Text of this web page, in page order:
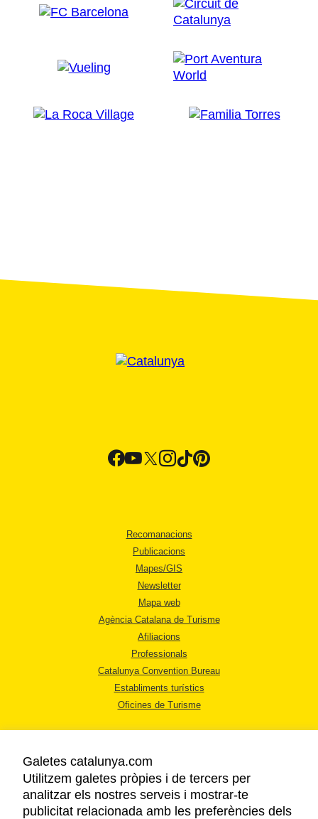
Recomanacions
Publicacions
Mapes/GIS
Newsletter
Mapa web
Agència Catalana de Turisme
Afiliacions
Professionals
Catalunya Convention Bureau
Establiments turístics
Oficines de Turisme
AVÍS LEGAL
Galetes catalunya.com
Utilitzem galetes pròpies i de tercers per
analitzar els nostres serveis i mostrar-te
publicitat relacionada amb les preferències dels